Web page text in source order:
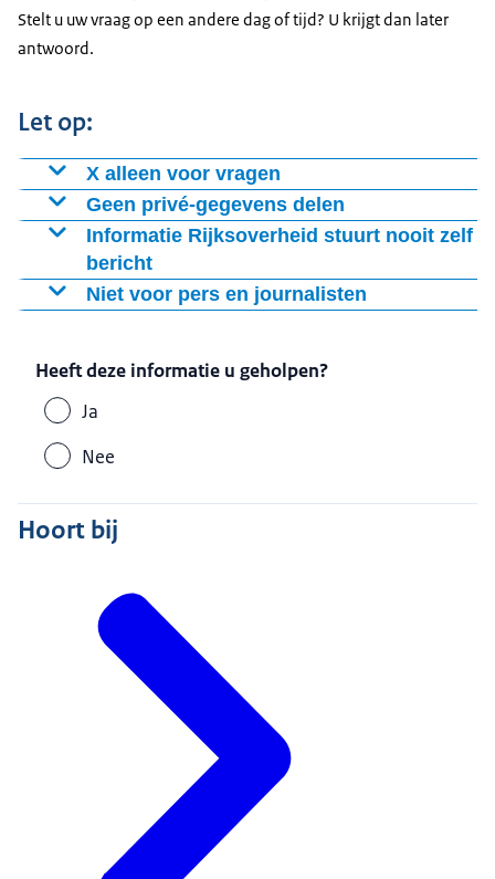
Stelt u uw vraag op een andere dag of tijd? U krijgt dan later
antwoord.
Let op:
X alleen voor vragen
Heeft u een idee voor de Rijksoverheid? Of een mening
over de regels?
Via X krijgt u geen antwoord op meningen.
Welvia een e-mailofaan de telefoon.
Geen privé-gegevens delen
Deel via X nooit uw BSN (burgerservicenummer).
Of andere persoonlijke gegevens.
De medewerkers kunnen niet bij uw gegevens. En
Informatie Rijksoverheid stuurt nooit zelf
bericht
U krijgt alleen een antwoord als u zelf iets stuurt.
Stuur niets terug. Het kan oplichting zijn.
Niet voor pers en journalisten
Heeft deze informatie u geholpen?
Ja
Nee
Hoort bij